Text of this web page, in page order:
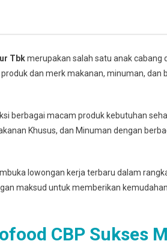
Tbkmerupakan salah satu anak cabang
dan merk makanan, minuman, dan
berbagai macam produk kebutuhan
Khusus, dan Minuman dengan
lowongan kerja terbaru dalam
maksud untuk memberikan
CBP Sukses